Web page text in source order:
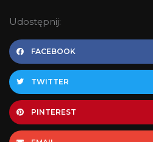
Udostępnij:
FACEBOOK
TWITTER
PINTEREST